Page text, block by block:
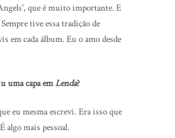
que é muito importante. E
tive essa tradição de
em cada álbum. Eu o amo desde
uma capa emLenda?
eu mesma escrevi. Era isso que
algo mais pessoal.